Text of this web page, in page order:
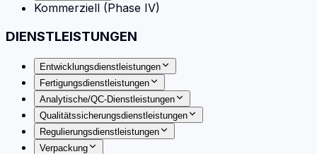
Kommerziell (Phase IV)
DIENSTLEISTUNGEN
Entwicklungsdienstleistungen
Fertigungsdienstleistungen
Analytische/QC-Dienstleistungen
Qualitätssicherungsdienstleistungen
Regulierungsdienstleistungen
Verpackung